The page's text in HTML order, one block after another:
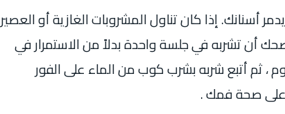
أسنانك. إذا كان تناول المشروبات الغازية أو العصير
أن تشربه في جلسة واحدة بدلاً من الاستمرار في
ثم أتبع شربه بشرب كوب من الماء على الفور
صحةفمك .